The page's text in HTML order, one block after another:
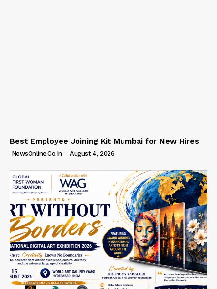
Best Employee Joining Kit Mumbai for New Hires
NewsOnline.co.in - August 4, 2026